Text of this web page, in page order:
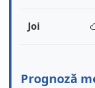
Joi
Prognoză